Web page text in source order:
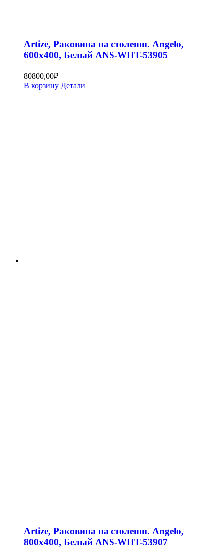
Artize, Раковина на столешн. Angelo,
600х400, Белый ANS-WHT-53905
80800,00₽
В корзину Детали
Artize, Раковина на столешн. Angelo,
800х400, Белый ANS-WHT-53907